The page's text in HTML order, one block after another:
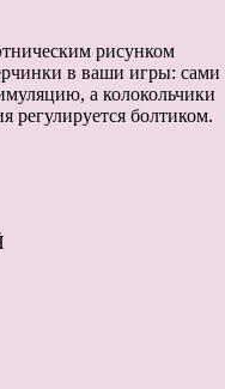
рисунком
в ваши игры: сами
а колокольчики
регулируется болтиком.